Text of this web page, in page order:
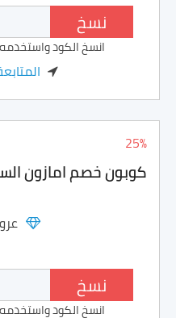
نسخ
انسخ الكود
25%
كوبون خصم امازون
نسخ
انسخ الكود